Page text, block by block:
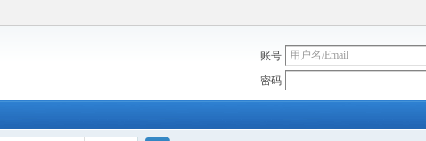
账号
密码